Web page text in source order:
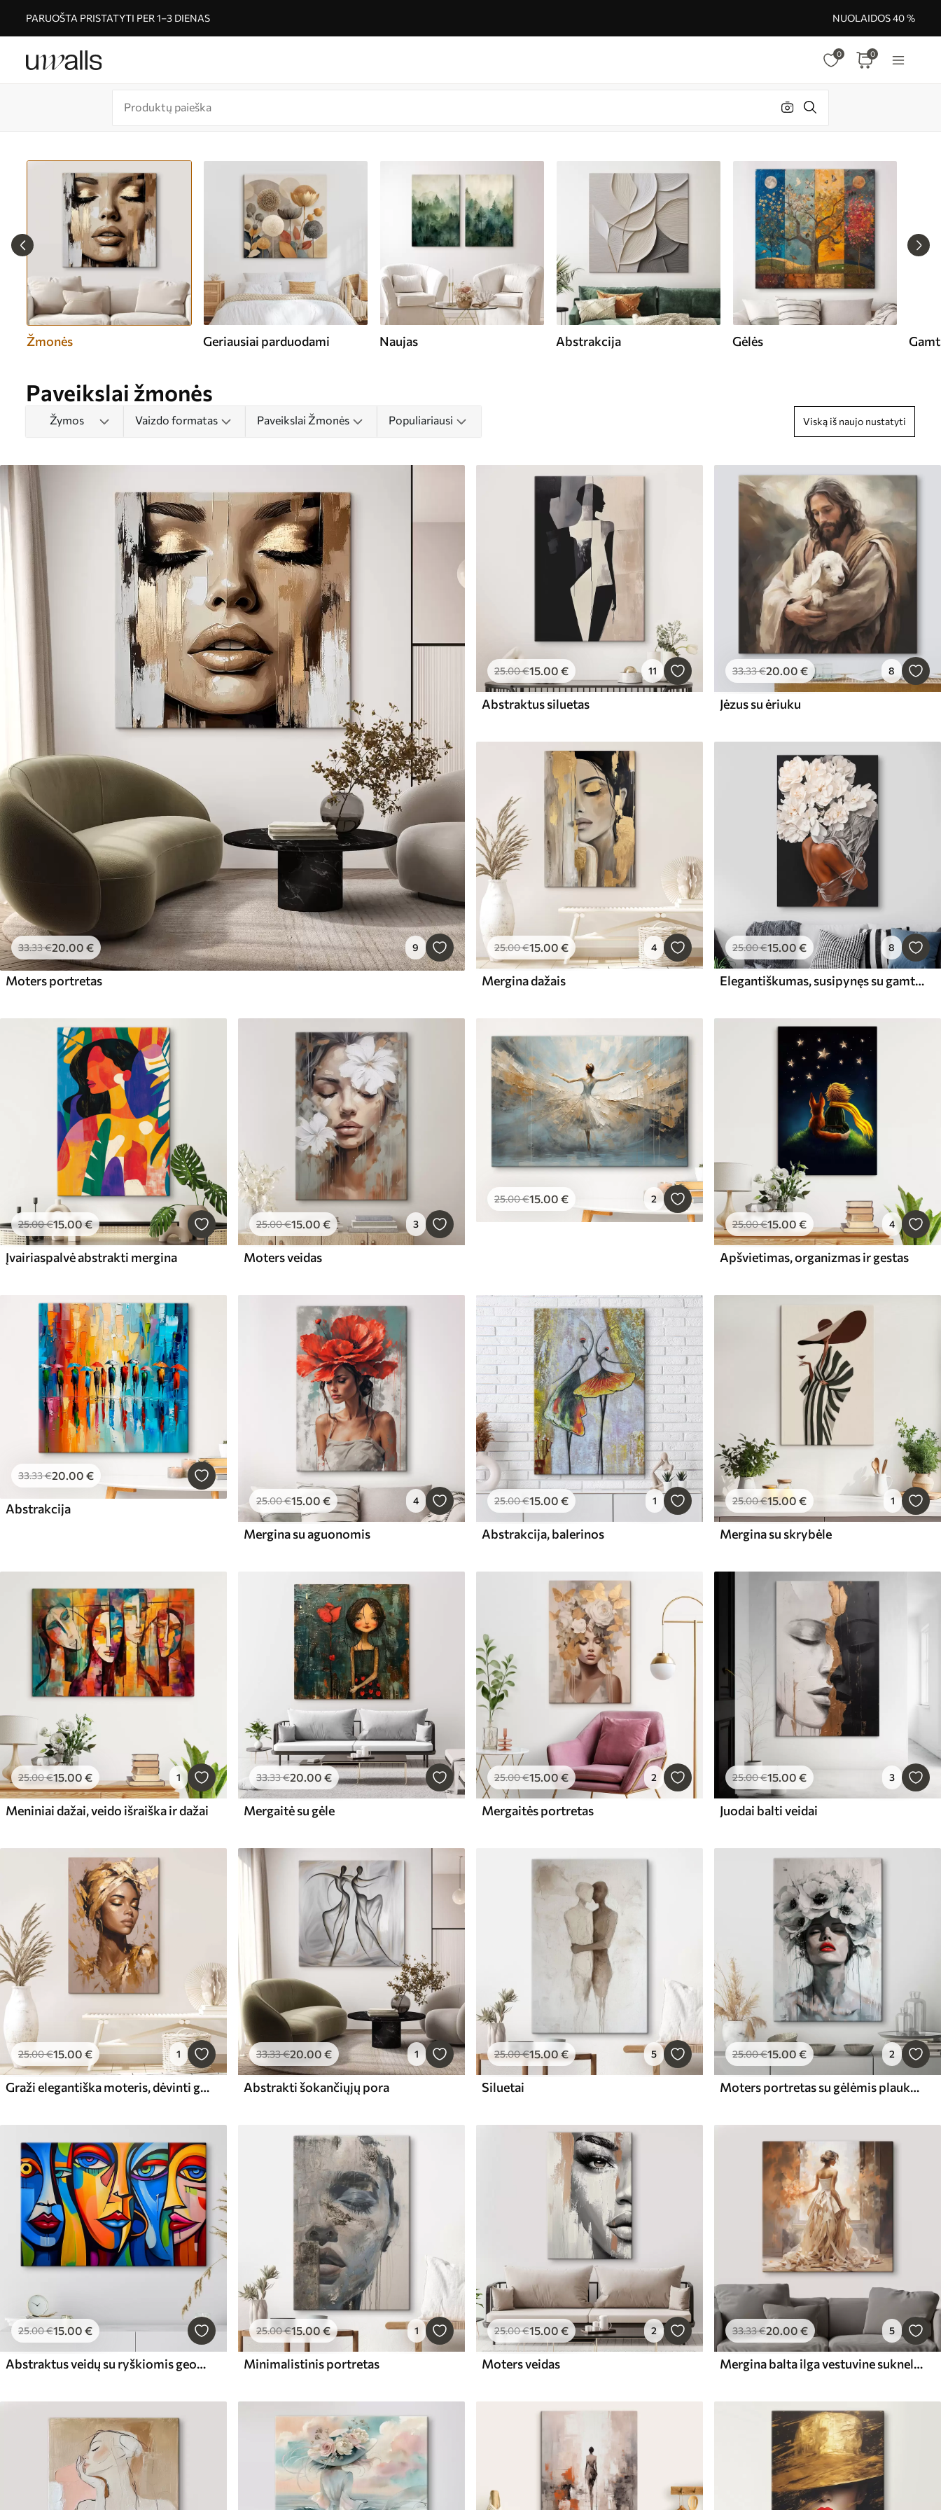
PARUOŠTA PRISTATYTI PER 1–3 DIENAS NUOLAIDOS 40 %
0 0
Žmonės Geriausiai parduodami Naujas Abstrakcija Gėlės
Paveikslai žmonės
Žymos Vaizdo formatas Paveikslai Žmonės Populiariausi Viską iš naujo nustatyti
33.33€20.00 € 9
Moters portretas
25.00€15.00 € 11
Abstraktus siluetas
33.33€20.00 € 8
Jėzus su ėriuku
25.00€15.00 € 4
Mergina dažais
25.00€15.00 € 8
Elegantiškumas, susipynęs su gamtos grožiu
25.00€15.00€
Įvairiaspalvė abstrakti mergina
25.00€15.00 € 3
Moters veidas
25.00€15 .00 € 2
25.00€15.00 € 4
Apšvietimas, organizmas ir gestas
33.33€20 .00 €
Abstrakcija
25.00€15.00 € 4
Mergina su aguonomis
25.00€15.00 € 1
Abstrakcija, balerinos
25.00€15.00 € 1
Mergina su skrybėle
25.00€15.00 € 1
Meniniai dažai, veido išraiška ir dažai
33.33€20.00 €
Mergaitė su gėle
25.00€15.00 € 2
Mergaitės portretas
25.00€15.00 € 3
Juodai balti veidai
25.00€15.00 € 1
Graži elegantiška moteris, dėvinti galvos apdangalą
33.33€20.00 € 1
Abstrakti šokančiųjų pora
25.00€15.00 € 5
Siluetai
25.00€15.00 € 2
Moters portretas su gėlėmis plaukuose ir raudonomis lūpomis
25.00€15.00 €
Abstraktus veidų su ryškiomis geometrinėmis figūromis vaizdas
25.00€15.00 € 1
Minimalistinis portretas
25.00€15.00 € 2
Moters veidas
33.33€20.00 € 5
Mergina balta ilga vestuvine suknele stovi prie lango tarp ugnies ir piešia rankų darbo